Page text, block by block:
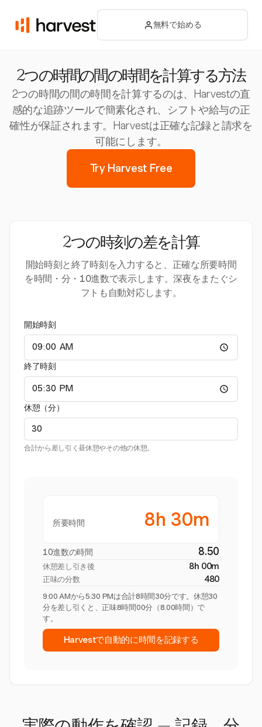
無料で始める
2つの時間の間の時間を計算する方法
2つの時間の間の時間を計算するのは、Harvestの直
感的な追跡ツールで簡素化され、シフトや給与の正
確性が保証されます。Harvestは正確な記録と請求を
可能にします。
Try Harvest Free
2つの時刻の差を計算
開始時刻と終了時刻を入力すると、正確な所要時間
を時間・分・10進数で表示します。深夜をまたぐシ
フトも自動対応します。
開始時刻
終了時刻
休憩（分）
合計から差し引く昼休憩やその他の休憩。
所要時間 8h 30m
10進数の時間 8.50
休憩差し引き後 8h 00m
正味の分数 480
9:00 AMから5:30 PMは合計8時間30分です。休憩30
分を差し引くと、正味8時間00分（8.00時間）で
す。
Harvestで自動的に時間を記録する